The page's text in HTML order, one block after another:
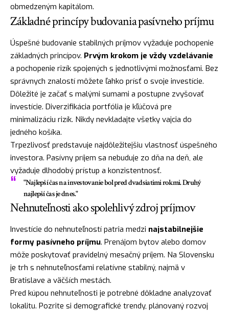
obmedzeným kapitálom.
Základné princípy budovania pasívneho príjmu
Úspešné budovanie stabilných príjmov vyžaduje pochopenie
základných princípov. Prvým krokom je vždy vzdelávanie
a pochopenie rizík spojených s jednotlivými možnosťami. Bez
správnych znalostí môžete ľahko prísť o svoje investície.
Dôležité je začať s malými sumami a postupne zvyšovať
investície. Diverzifikácia portfólia je kľúčová pre
minimalizáciu rizík. Nikdy nevkladajte všetky vajcia do
jedného košíka.
Trpezlivosť predstavuje najdôležitejšiu vlastnosť úspešného
investora. Pasívny príjem sa nebuduje zo dňa na deň, ale
vyžaduje dlhodobý prístup a konzistentnosť.
"Najlepší čas na investovanie bol pred dvadsiatimi rokmi. Druhý
najlepší čas je dnes."
Nehnuteľnosti ako spolehlivý zdroj príjmov
Investície do nehnuteľností patria medzi najstabilnejšie
formy pasívneho príjmu. Prenájom bytov alebo domov
môže poskytovať pravidelný mesačný príjem. Na Slovensku
je trh s nehnuteľnosťami relatívne stabilný, najmä v
Bratislave a väčších mestách.
Pred kúpou nehnuteľnosti je potrebné dôkladne analyzovať
lokalitu. Pozrite si demografické trendy, plánovaný rozvoj